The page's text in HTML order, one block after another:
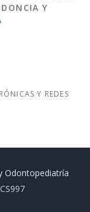
Y
Y REDES
Odontopediatría